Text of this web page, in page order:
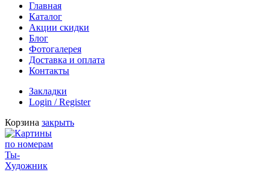
Главная
Каталог
Акции скидки
Блог
Фотогалерея
Доставка и оплата
Контакты
Закладки
Login / Register
Корзина закрыть